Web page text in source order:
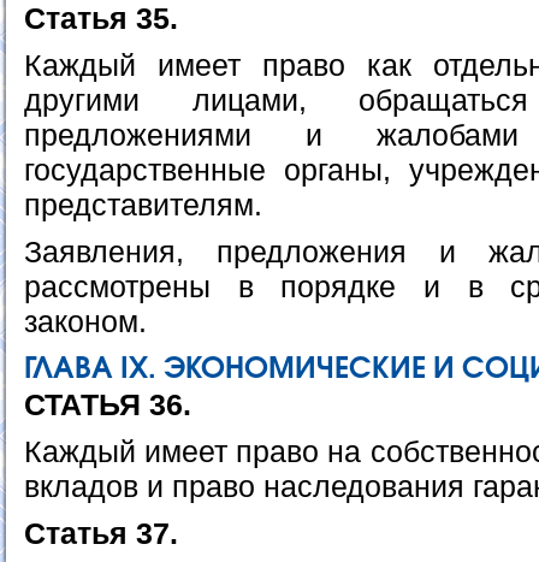
Статья 35.
Каждый имеет право как
другими лицами,
предложениями и
государственные органы,
представителям.
Заявления, предложения и
рассмотрены в порядке и в
законом.
ГЛАВА IХ. ЭКОНОМИЧЕСКИЕ И
СТАТЬЯ 36.
Каждый имеет право на
вкладов и право наследования
Статья 37.